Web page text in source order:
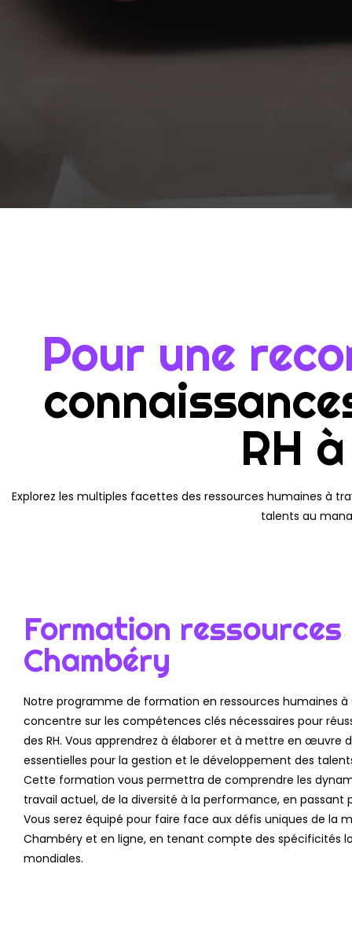
Pour une
RH
Explorez les multiples facettes des ressources humaines à
talents au
Formation ressources
Chambéry
Notre programme de formation en ressources humaines
concentre sur les compétences clés nécessaires pour
des RH. Vous apprendrez à élaborer et à mettre en œuvre
essentielles pour la gestion et le développement des
Cette formation vous permettra de comprendre les
travail actuel, de la diversité à la performance, en passant
Vous serez équipé pour faire face aux défis uniques de la
Chambéry et en ligne, en tenant compte des spécificités
mondiales.